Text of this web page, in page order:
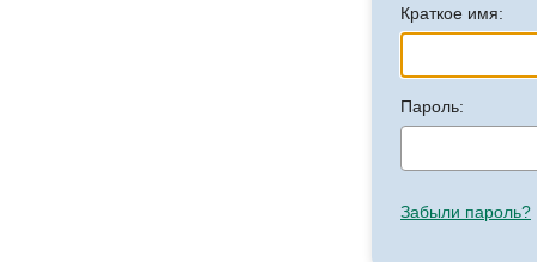
Краткое имя:
Пароль:
Забыли пароль?